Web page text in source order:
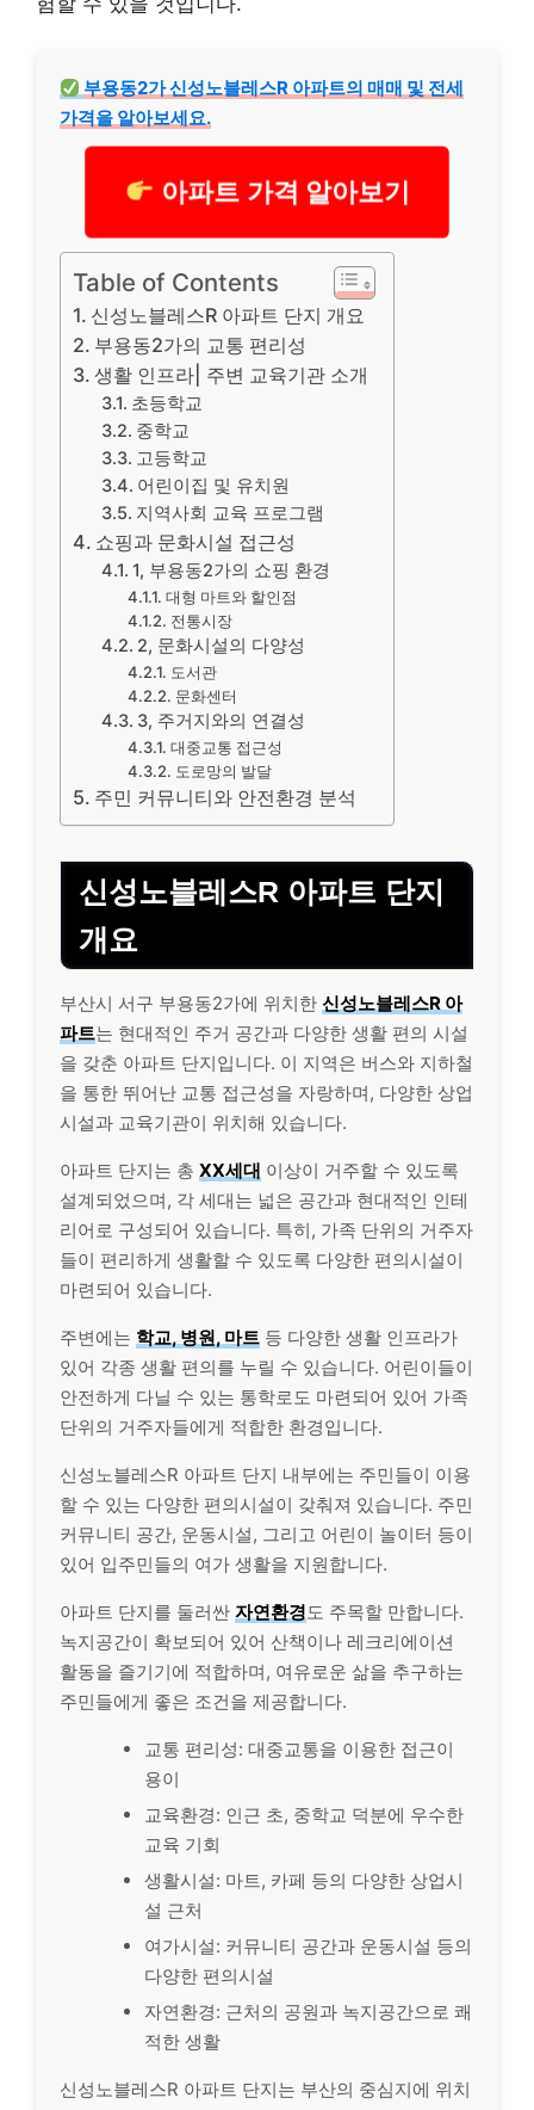
부용동2가 신성노블레스R 아파트의 매매 및 전세
가격을 알아보세요.
아파트 가격 알아보기
Table of Contents
신성노블레스R 아파트 단지 개요
부용동2가의 교통 편리성
생활 인프라| 주변 교육기관 소개
초등학교
중학교
고등학교
어린이집 및 유치원
지역사회 교육 프로그램
쇼핑과 문화시설 접근성
1, 부용동2가의 쇼핑 환경
대형 마트와 할인점
전통시장
2, 문화시설의 다양성
도서관
문화센터
3, 주거지와의 연결성
대중교통 접근성
도로망의 발달
주민 커뮤니티와 안전환경 분석
신성노블레스R 아파트 단지
개요
부산시 서구 부용동2가에 위치한 신성노블레스R 아
파트는 현대적인 주거 공간과 다양한 생활 편의 시설
을 갖춘 아파트 단지입니다. 이 지역은 버스와 지하철
을 통한 뛰어난 교통 접근성을 자랑하며, 다양한 상업
시설과 교육기관이 위치해 있습니다.
아파트 단지는 총 XX세대 이상이 거주할 수 있도록
설계되었으며, 각 세대는 넓은 공간과 현대적인 인테
리어로 구성되어 있습니다. 특히, 가족 단위의 거주자
들이 편리하게 생활할 수 있도록 다양한 편의시설이
마련되어 있습니다.
주변에는 학교, 병원, 마트 등 다양한 생활 인프라가
있어 각종 생활 편의를 누릴 수 있습니다. 어린이들이
안전하게 다닐 수 있는 통학로도 마련되어 있어 가족
단위의 거주자들에게 적합한 환경입니다.
신성노블레스R 아파트 단지 내부에는 주민들이 이용
할 수 있는 다양한 편의시설이 갖춰져 있습니다. 주민
커뮤니티 공간, 운동시설, 그리고 어린이 놀이터 등이
있어 입주민들의 여가 생활을 지원합니다.
아파트 단지를 둘러싼 자연환경도 주목할 만합니다.
녹지공간이 확보되어 있어 산책이나 레크리에이션
활동을 즐기기에 적합하며, 여유로운 삶을 추구하는
주민들에게 좋은 조건을 제공합니다.
교통 편리성: 대중교통을 이용한 접근이
용이
교육환경: 인근 초, 중학교 덕분에 우수한
교육 기회
생활시설: 마트, 카페 등의 다양한 상업시
설 근처
여가시설: 커뮤니티 공간과 운동시설 등의
다양한 편의시설
자연환경: 근처의 공원과 녹지공간으로 쾌
적한 생활
신성노블레스R 아파트 단지는 부산의 중심지에 위치